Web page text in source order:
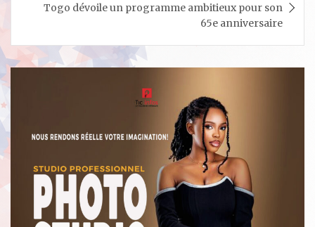
Togo dévoile un programme ambitieux pour son
65e anniversaire